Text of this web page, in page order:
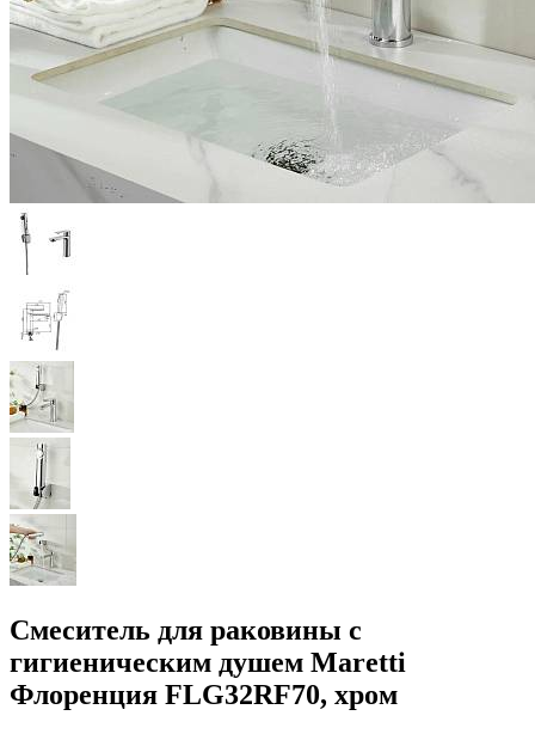
Смеситель для раковины с
гигиеническим душем Maretti
Флоренция FLG32RF70, хром